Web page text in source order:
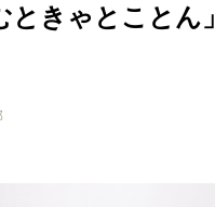
ときゃとことん」